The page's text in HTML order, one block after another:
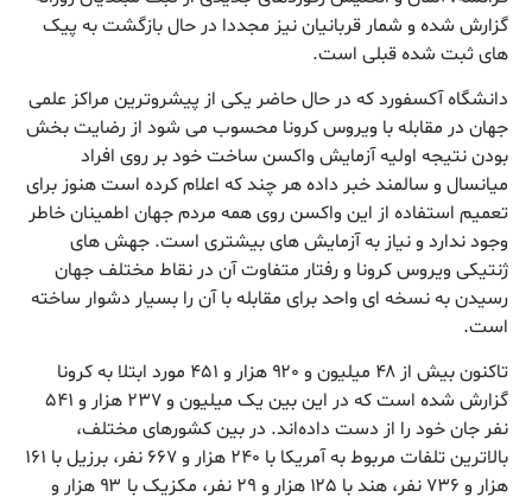
گزارش شده و شمار قربانیان نیز مجددا در حال بازگشت به پیک
های ثبت شده قبلی است.
دانشگاه آکسفورد که در حال حاضر یکی از پیشروترین مراکز علمی
جهان در مقابله با ویروس کرونا محسوب می شود از رضایت بخش
بودن نتیجه اولیه آزمایش واکسن ساخت خود بر روی افراد
میانسال و سالمند خبر داده هر چند که اعلام کرده است هنوز برای
تعمیم استفاده از این واکسن روی همه مردم جهان اطمینان خاطر
وجود ندارد و نیاز به آزمایش های بیشتری است. جهش های
ژنتیکی ویروس کرونا و رفتار متفاوت آن در نقاط مختلف جهان
رسیدن به نسخه ای واحد برای مقابله با آن را بسیار دشوار ساخته
است.
تاکنون بیش از ۴۸ میلیون و ۹۲۰ هزار و ۴۵۱ مورد ابتلا به کرونا
گزارش شده است که در این بین یک میلیون و ۲۳۷ هزار و ۵۴۱
نفر جان خود را از دست داده‌اند. در بین کشورهای مختلف،
بالاترین تلفات مربوط به آمریکا با ۲۴۰ هزار و ۶۶۷ نفر، برزیل با ۱۶۱
هزار و ۷۳۶ نفر، هند با ۱۲۵ هزار و ۲۹ نفر، مکزیک با ۹۳ هزار و